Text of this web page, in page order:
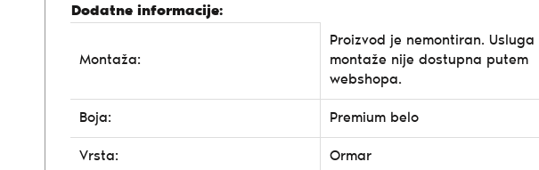
Dodatne informacije:
Montaža:
Proizvod je nemontiran. Usluga
montaže nije dostupna putem
webshopa.
Boja: Premium belo
Vrsta: Ormar